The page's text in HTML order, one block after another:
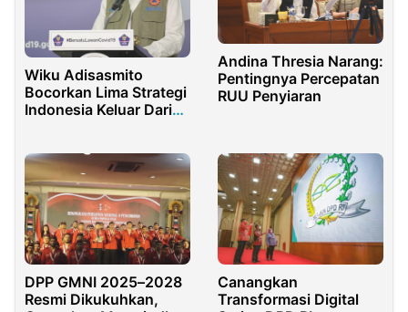
Wiku Adisasmito
Bocorkan Lima Strategi
Indonesia Keluar Dari
Andina Thresia Narang:
Pentingnya Percepatan
RUU Penyiaran
DPP GMNI 2025–2028
Resmi Dikukuhkan,
Canangkan
Transformasi Digital